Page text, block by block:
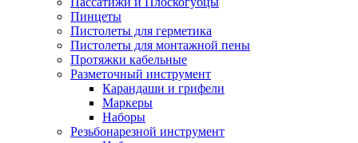
Пинцеты
Пистолеты для герметика
Пистолеты для монтажной пены
Протяжки кабельные
Разметочный инструмент
Карандаши и грифели
Маркеры
Наборы
Резьбонарезной инструмент